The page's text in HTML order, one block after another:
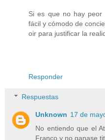
Si es que no hay peor
fácil y cómodo de
oir para justificar la
Responder
Respuestas
Unknown 17 de
No entiendo que el
Franco y no ganase